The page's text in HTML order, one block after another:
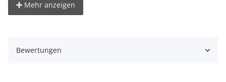
° universeller Faltreflektor
° mit Diffusor um hartes Sonnenlicht zu soften
Mehr anzeigen
Bewertungen